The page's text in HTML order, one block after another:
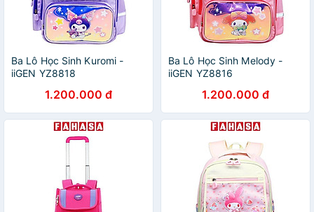
Ba Lô Học Sinh Kuromi -
iiGEN YZ8818
1.200.000 đ
Ba Lô Học Sinh Melody -
iiGEN YZ8816
1.200.000 đ